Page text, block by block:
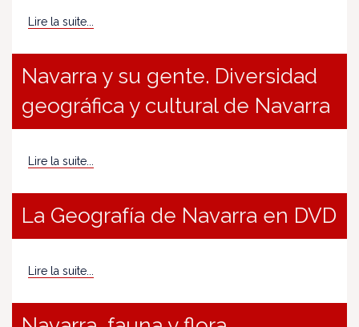
Lire la suite...
Navarra y su gente. Diversidad
geográfica y cultural de Navarra
Lire la suite...
La Geografía de Navarra en DVD
Lire la suite...